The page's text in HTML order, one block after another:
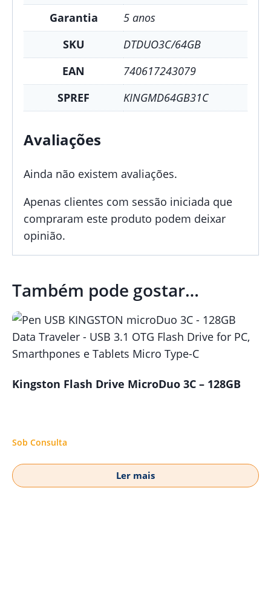
Garantia
5 anos
SKU
DTDUO3C/64GB
EAN
740617243079
SPREF
KINGMD64GB31C
Avaliações
Ainda não existem avaliações.
Apenas clientes com sessão iniciada que
compraram este produto podem deixar
opinião.
Também pode gostar…
Kingston Flash Drive MicroDuo 3C – 128GB
Sob Consulta
Ler mais